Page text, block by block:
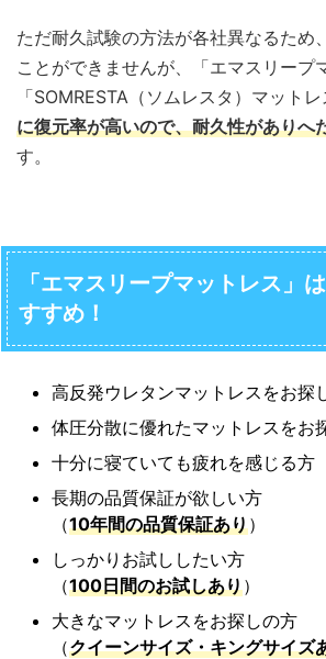
ただ耐久試験の方法が各社異なるため
ことができませんが、「エマスリープ
「SOMRESTA（ソムレスタ）マットレ
に復元率が高いので、耐久性がありへ
す。
「エマスリープマットレス」
すすめ！
高反発ウレタンマットレスをお探
体圧分散に優れたマットレスをお
十分に寝ていても疲れを感じる方
長期の品質保証が欲しい方
（10年間の品質保証あり）
しっかりお試ししたい方
（100日間のお試しあり）
大きなマットレスをお探しの方
（クイーンサイズ・キングサイズ